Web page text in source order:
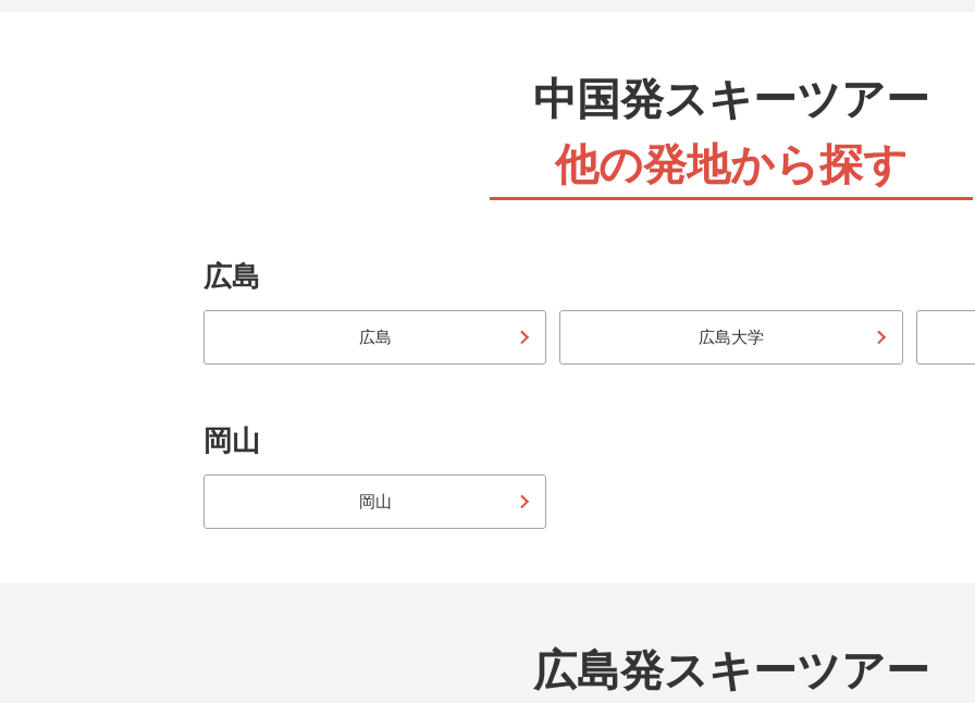
中国発スキーツアー
他の発地から探す
広島
広島 広島大学
岡山
岡山
広島発スキーツアー